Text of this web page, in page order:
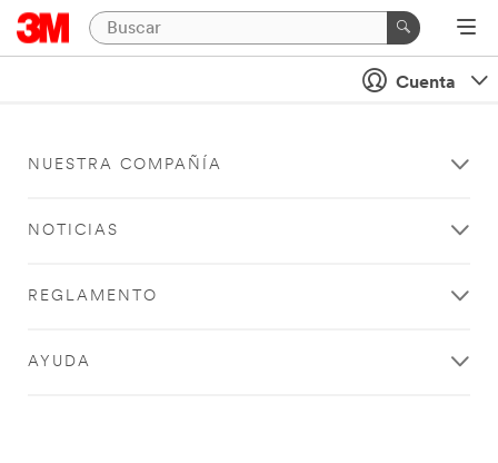
Cuenta
NUESTRA COMPAÑÍA
NOTICIAS
REGLAMENTO
AYUDA